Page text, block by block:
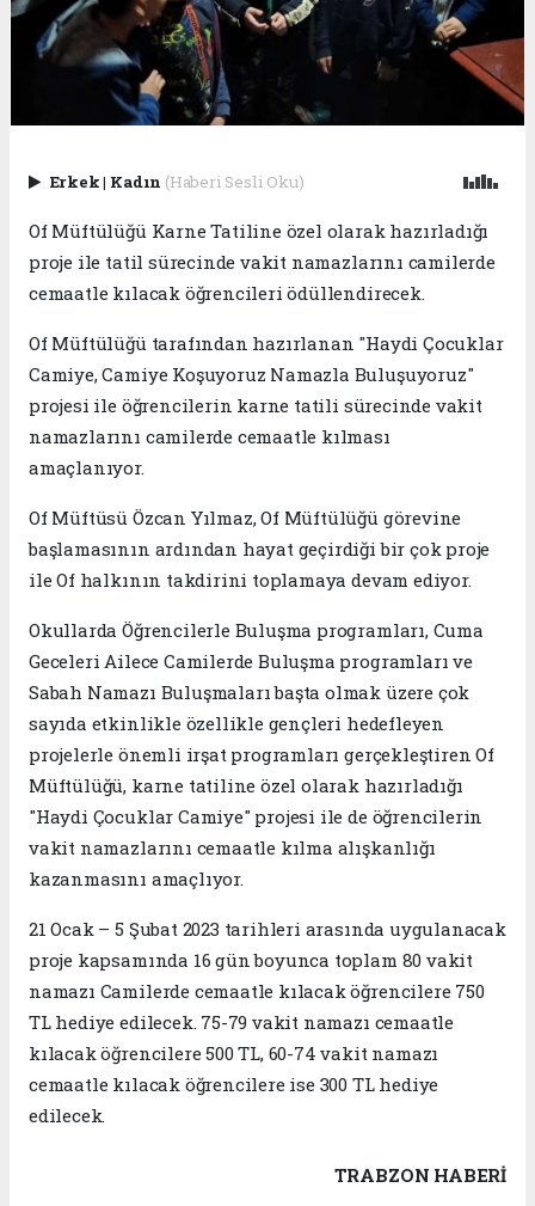
Erkek| Kadın (Haberi Sesli Oku)
Of Müftülüğü Karne Tatiline özel olarak hazırladığı
proje ile tatil sürecinde vakit namazlarını camilerde
cemaatle kılacak öğrencileri ödüllendirecek.
Of Müftülüğü tarafından hazırlanan "Haydi Çocuklar
Camiye, Camiye Koşuyoruz Namazla Buluşuyoruz"
projesi ile öğrencilerin karne tatili sürecinde vakit
namazlarını camilerde cemaatle kılması
amaçlanıyor.
Of Müftüsü Özcan Yılmaz, Of Müftülüğü görevine
başlamasının ardından hayat geçirdiği bir çok proje
ile Of halkının takdirini toplamaya devam ediyor.
Okullarda Öğrencilerle Buluşma programları, Cuma
Geceleri Ailece Camilerde Buluşma programları ve
Sabah Namazı Buluşmaları başta olmak üzere çok
sayıda etkinlikle özellikle gençleri hedefleyen
projelerle önemli irşat programları gerçekleştiren Of
Müftülüğü, karne tatiline özel olarak hazırladığı
"Haydi Çocuklar Camiye" projesi ile de öğrencilerin
vakit namazlarını cemaatle kılma alışkanlığı
kazanmasını amaçlıyor.
21 Ocak – 5 Şubat 2023 tarihleri arasında uygulanacak
proje kapsamında 16 gün boyunca toplam 80 vakit
namazı Camilerde cemaatle kılacak öğrencilere 750
TL hediye edilecek. 75-79 vakit namazı cemaatle
kılacak öğrencilere 500 TL, 60-74 vakit namazı
cemaatle kılacak öğrencilere ise 300 TL hediye
edilecek.
TRABZON HABERİ